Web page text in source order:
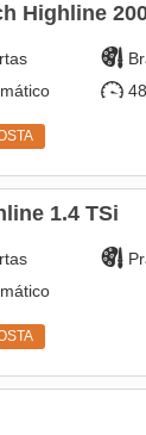
Highline
1.4 TSi